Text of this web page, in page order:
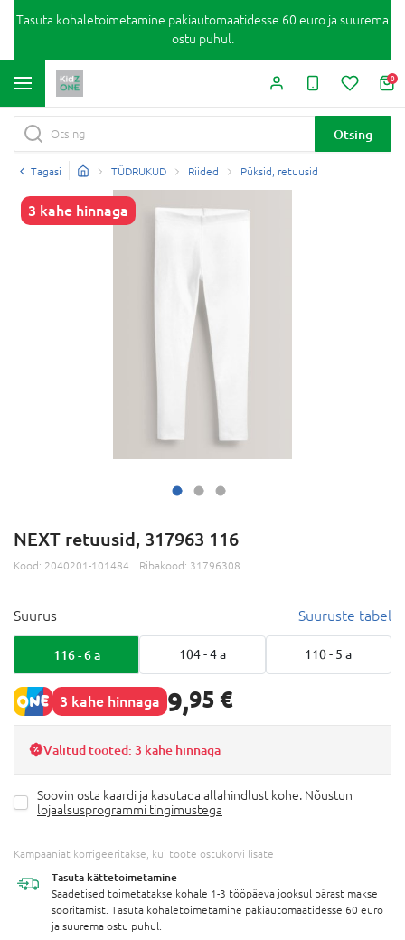
Tasuta kohaletoimetamine pakiautomaatidesse 60 euro ja suurema
ostu puhul.
0
Otsing
Tagasi TÜDRUKUD Riided Püksid, retuusid
3 kahe hinnaga
NEXT retuusid, 317963 116
Kood: 2040201-101484 Ribakood: 31796308
Suurus Suuruste tabel
116 - 6 a 104 - 4 a 110 - 5 a
3 kahe hinnaga 9,95 €
Valitud tooted: 3 kahe hinnaga
Soovin osta kaardi ja kasutada allahindlust kohe. Nõustun
lojaalsusprogrammi tingimustega
Kampaaniat korrigeeritakse, kui toote ostukorvi lisate
Tasuta kättetoimetamine
Saadetised toimetatakse kohale 1-3 tööpäeva jooksul pärast makse
sooritamist. Tasuta kohaletoimetamine pakiautomaatidesse 60 euro
ja suurema ostu puhul.